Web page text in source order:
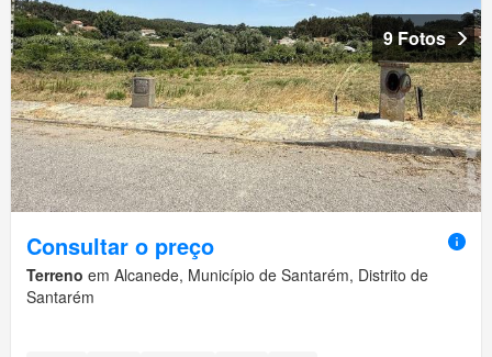
9 Fotos
Consultar o preço
Terreno em Alcanede, Município de Santarém, Distrito de
Santarém